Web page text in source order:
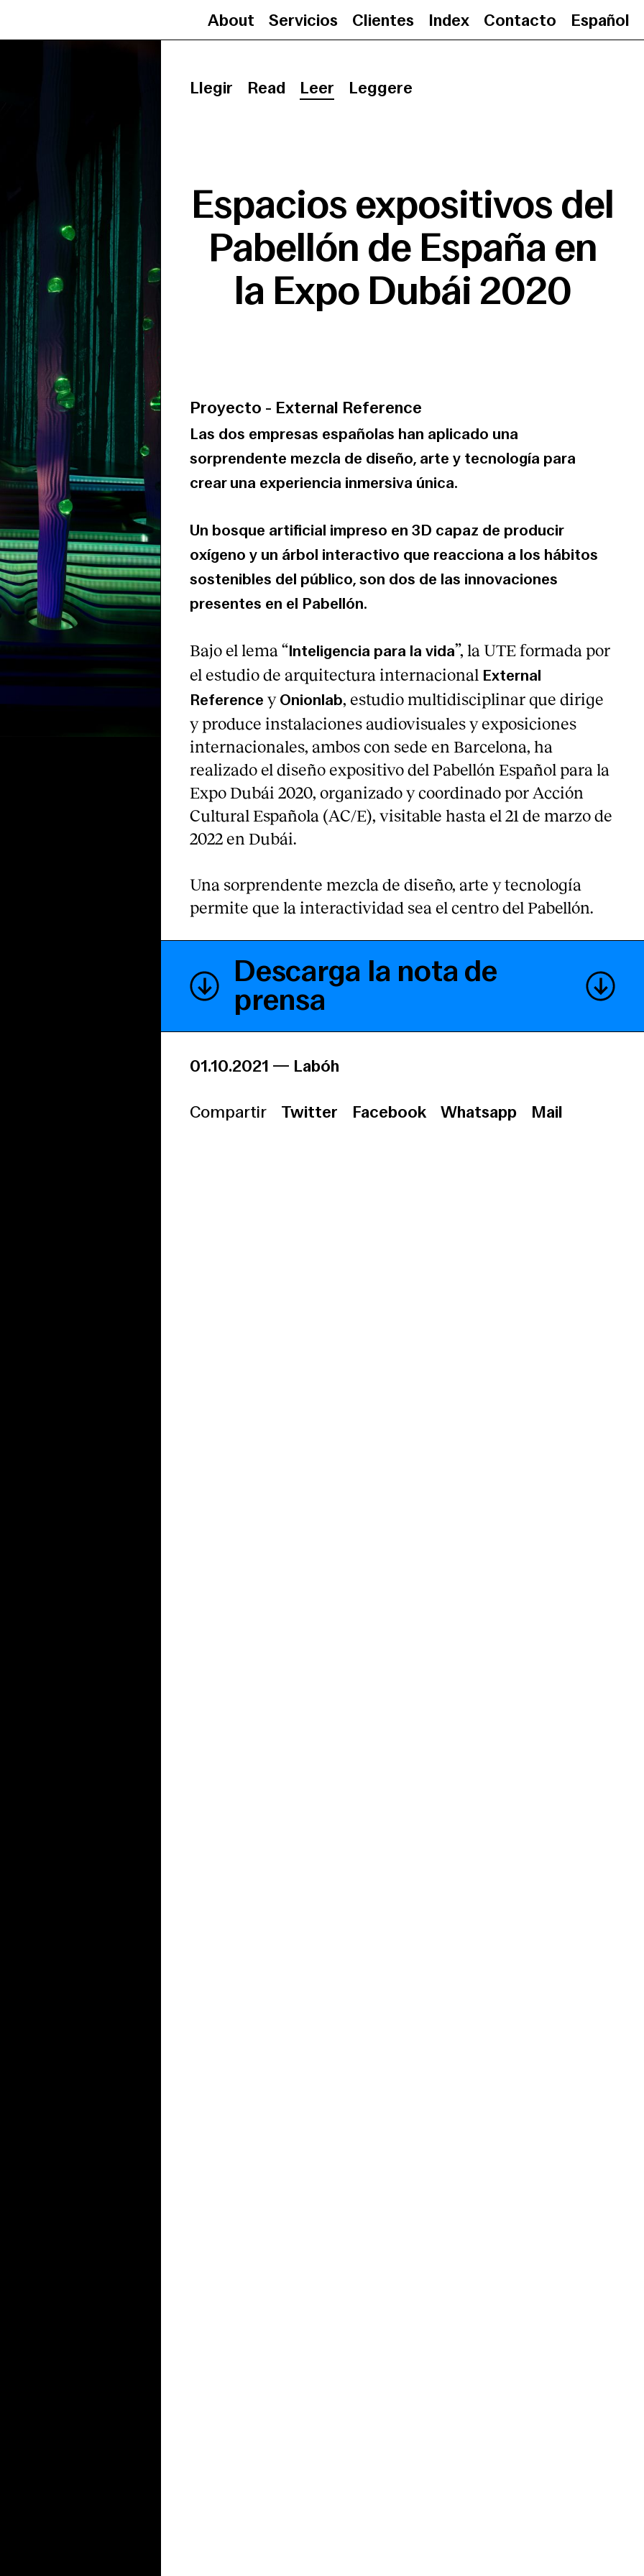
About Servicios Clientes Index Contacto Español
Llegir
Read Leer Leggere
Espacios expositivos del
Pabellón de España en
la Expo Dubái 2020
Proyecto - External Reference
Las dos empresas españolas han aplicado una
sorprendente mezcla de diseño, arte y tecnología para
crear una experiencia inmersiva única.
Un bosque artificial impreso en 3D capaz de producir
oxígeno y un árbol interactivo que reacciona a los hábitos
sostenibles del público, son dos de las innovaciones
presentes en el Pabellón.
Bajo el lema “ Inteligencia para la vida”, la UTE formada por
el estudio de arquitectura internacional External
Reference y Onionlab, estudio multidisciplinar que dirige
y produce instalaciones audiovisuales y exposiciones
internacionales, ambos con sede en Barcelona, ha
realizado el diseño expositivo del Pabellón Español para la
Expo Dubái 2020, organizado y coordinado por Acción
Cultural Española (AC/E), visitable hasta el 21 de marzo de
2022 en Dubái.
Una sorprendente mezcla de diseño, arte y tecnología
permite que la interactividad sea el centro del Pabellón.
Descarga la nota de
prensa
01.10.2021 — Labóh
Compartir Twitter Facebook Whatsapp Mail